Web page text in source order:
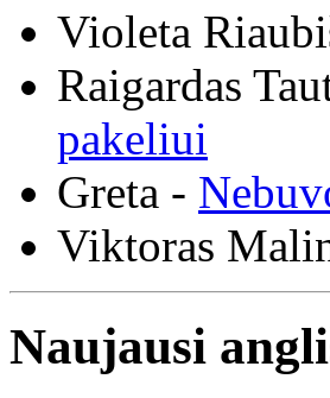
Violeta
Raigardas
pakeliui
Greta -
Viktoras
Naujausi